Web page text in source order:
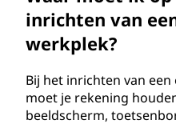
inrichten van
werkplek?
Bij het inrichten van
moet je rekening
beeldscherm,